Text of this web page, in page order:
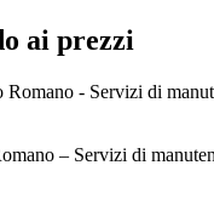
ai prezzi
– Servizi di